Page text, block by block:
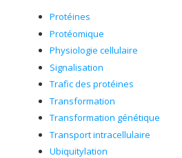
Protéines
Protéomique
Physiologie cellulaire
Signalisation
Trafic des protéines
Transformation
Transformation génétique
Transport intracellulaire
Ubiquitylation